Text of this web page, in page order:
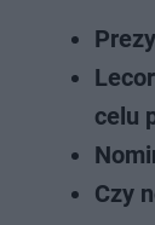
celu
Czy